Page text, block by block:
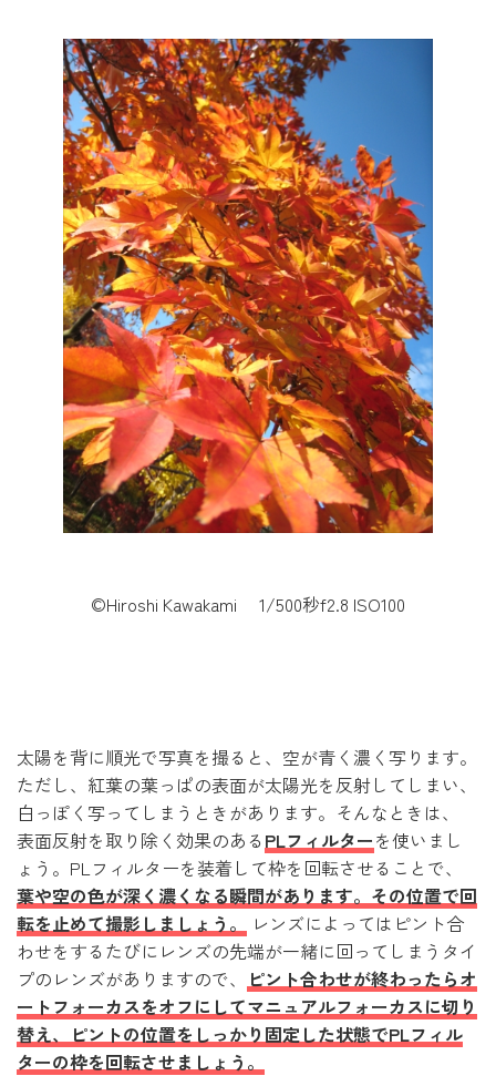
©Hiroshi Kawakami 1/500秒f2.8 ISO100
太陽を背に順光で写真を撮ると、空が青く濃く写ります。
ただし、紅葉の葉っぱの表面が太陽光を反射してしまい、
白っぽく写ってしまうときがあります。そんなときは、
表面反射を取り除く効果のあるPLフィルターを使いまし
ょう。PLフィルターを装着して枠を回転させることで、
葉や空の色が深く濃くなる瞬間があります。その位置で回
転を止めて撮影しましょう。
レンズによってはピント合
わせをするたびにレンズの先端が一緒に回ってしまうタイ
プのレンズがありますので、
ピント合わせが終わったらオ
ートフォーカスをオフにしてマニュアルフォーカスに切り
替え、ピントの位置をしっかり固定した状態でPLフィル
ターの枠を回転させましょう。